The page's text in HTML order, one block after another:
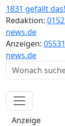
1831 gefällt das!
Redaktion:
news.de
Anzeigen:
news.de
Anzeige